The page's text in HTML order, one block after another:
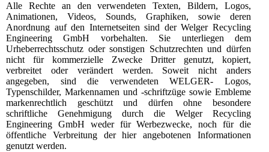
Alle Rechte an den verwendeten Texten, Bildern, Logos,
Animationen, Videos, Sounds, Graphiken, sowie deren
Anordnung auf den Internetseiten sind der Welger Recycling
Engineering GmbH vorbehalten. Sie unterliegen dem
Urheberrechtsschutz oder sonstigen Schutzrechten und dürfen
nicht für kommerzielle Zwecke Dritter genutzt, kopiert,
verbreitet oder verändert werden. Soweit nicht anders
angegeben, sind die verwendeten WELGER- Logos,
Typenschilder, Markennamen und -schriftzüge sowie Embleme
markenrechtlich geschützt und dürfen ohne besondere
schriftliche Genehmigung durch die Welger Recycling
Engineering GmbH weder für Werbezwecke, noch für die
öffentliche Verbreitung der hier angebotenen Informationen
genutzt werden.